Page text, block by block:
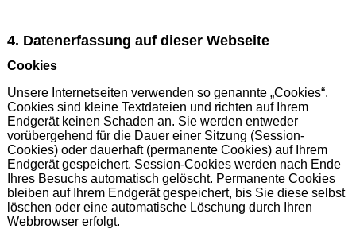
4. Datenerfassung auf dieser Webseite
Cookies
Unsere Internetseiten verwenden so genannte „Cookies“.
Cookies sind kleine Textdateien und richten auf Ihrem
Endgerät keinen Schaden an. Sie werden entweder
vorübergehend für die Dauer einer Sitzung (Session-
Cookies) oder dauerhaft (permanente Cookies) auf Ihrem
Endgerät gespeichert. Session-Cookies werden nach Ende
Ihres Besuchs automatisch gelöscht. Permanente Cookies
bleiben auf Ihrem Endgerät gespeichert, bis Sie diese selbst
löschen oder eine automatische Löschung durch Ihren
Webbrowser erfolgt.